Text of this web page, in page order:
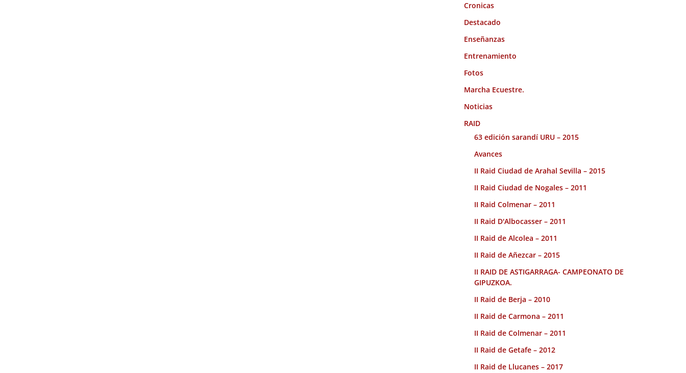
Cronicas
Destacado
Enseñanzas
Entrenamiento
Fotos
Marcha Ecuestre.
Noticias
RAID
63 edición sarandí URU – 2015
Avances
II Raid Ciudad de Arahal Sevilla – 2015
II Raid Ciudad de Nogales – 2011
II Raid Colmenar – 2011
II Raid D'Albocasser – 2011
II Raid de Alcolea – 2011
II Raid de Añezcar – 2015
II RAID DE ASTIGARRAGA- CAMPEONATO DE
GIPUZKOA.
II Raid de Berja – 2010
II Raid de Carmona – 2011
II Raid de Colmenar – 2011
II Raid de Getafe – 2012
II Raid de Llucanes – 2017